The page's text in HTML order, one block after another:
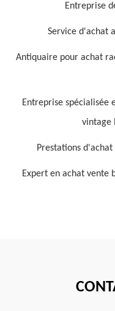
Entreprise
Service d'achat
Antiquaire pour achat
Entreprise
vintage
Prestations
Expert en achat vente